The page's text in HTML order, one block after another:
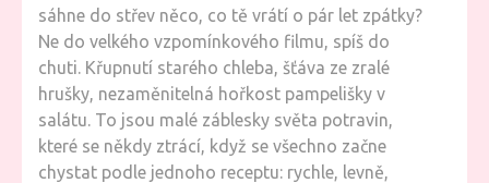
sáhne do střev něco, co tě vrátí o pár let zpátky?
Ne do velkého vzpomínkového filmu, spíš do
chuti. Křupnutí starého chleba, šťáva ze zralé
hrušky, nezaměnitelná hořkost pampelišky v
salátu. To jsou malé záblesky světa potravin,
které se někdy ztrácí, když se všechno začne
chystat podle jednoho receptu: rychle, levně,